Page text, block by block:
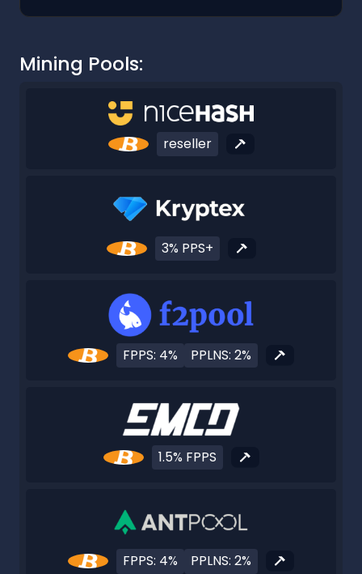
Mining Pools:
reseller
3% PPS+
FPPS: 4% PPLNS: 2%
1.5% FPPS
FPPS: 4% PPLNS: 2%